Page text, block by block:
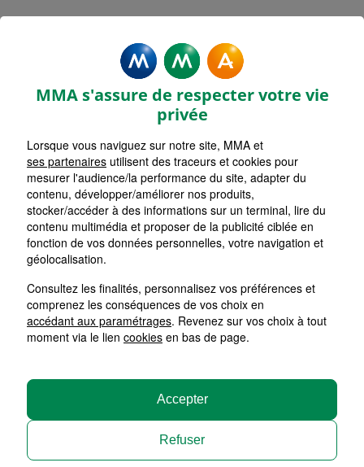
Rechercher une agence par code postal ou ville
Commencez à taper pour voir les suggestions de
Aucune suggestion disponible
LISTE AGENCES
CHATEAUDUN JEAN MOULIN
HORAIRES D'AUJOURD'HUI
09h00 - 12h00
2 BREZOLLES
HORAIRES D'AUJOURD'HUI
Fermée
3 SOURS
COURVILLE SUR EURE
HORAIRES D'AUJOURD'HUI
MMA s'assure de respecter votre vie
privée
Lorsque vous naviguez sur notre site, MMA et
ses partenaires utilisent des traceurs et cookies pour
mesurer l'audience/la performance du site, adapter du
contenu, développer/améliorer nos produits,
stocker/accéder à des informations sur un terminal, lire du
contenu multimédia et proposer de la publicité ciblée en
fonction de vos données personnelles, votre navigation et
géolocalisation.
Consultez les finalités, personnalisez vos préférences et
comprenez les conséquences de vos choix en
accédant aux paramétrages. Revenez sur vos choix à tout
moment via le lien cookies en bas de page.
Refuser
Accepter